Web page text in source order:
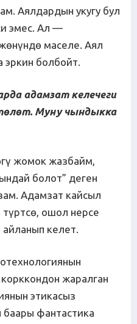
Аялдардын укугу бул
эмес. Ал —
маселе. Аял
эркин болбойт.
адамзат келечеги
Муну чындыкка
жомок жазбайм,
болот” деген
Адамзат кайсыл
ошол нерсе
келет.
жаралган
этикасыз
фантастика